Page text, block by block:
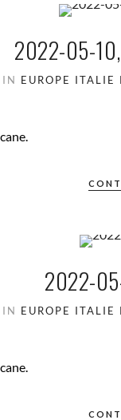
2022-05-10,
IN EUROPE ITALIE
2022-
IN EUROPE ITALIE